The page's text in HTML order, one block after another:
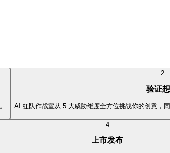
2
验证
AI 红队作战室从 5 大威胁维度全方位挑战你的创意，
4
上市发布